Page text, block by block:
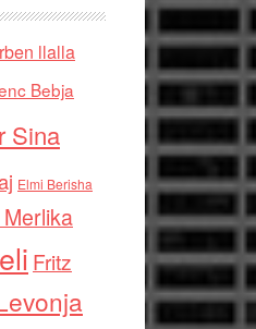
llalla
Bebja
Sina
Elmi Berisha
Fritz